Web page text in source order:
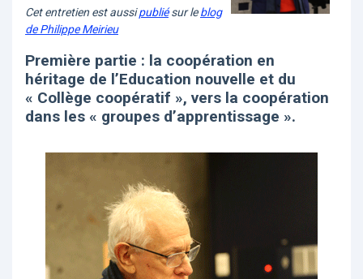
Cet entretien est aussipubliésur leblog
de Philippe Meirieu
Première partie : la coopération en
héritage de l’Education nouvelle et du
« Collège coopératif », vers la coopération
dans les « groupes d’apprentissage ».